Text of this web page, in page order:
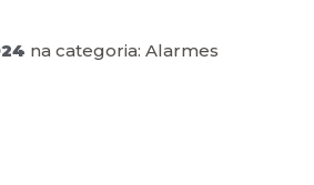
na categoria: Alarmes